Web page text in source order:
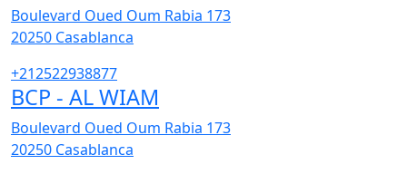
Boulevard Oued Oum Rabia 173
20250 Casablanca
+212522938877
BCP - AL WIAM
Boulevard Oued Oum Rabia 173
20250 Casablanca